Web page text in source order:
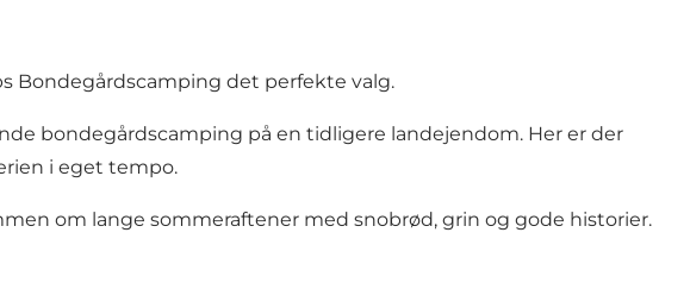
Bondegårdscamping det perfekte valg.
bondegårdscamping på en tidligere landejendom. Her er der
i eget tempo.
om lange sommeraftener med snobrød, grin og gode historier.